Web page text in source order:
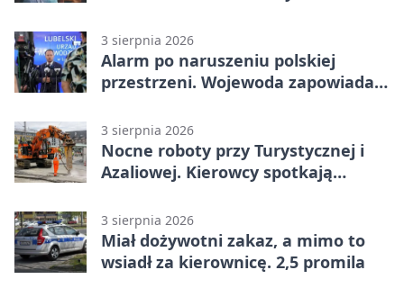
3 sierpnia 2026
Alarm po naruszeniu polskiej
przestrzeni. Wojewoda zapowiada
3 sierpnia 2026
Nocne roboty przy Turystycznej i
Azaliowej. Kierowcy spotkają
3 sierpnia 2026
Miał dożywotni zakaz, a mimo to
wsiadł za kierownicę. 2,5 promila